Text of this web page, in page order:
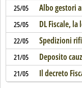
25/05 Albo gestori
25/05 DL Fiscale, la
22/05 Spedizioni
21/05 Deposito
21/05 Il decreto